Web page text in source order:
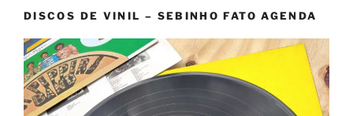
DISCOS DE VINIL – SEBINHO FATO AGENDA